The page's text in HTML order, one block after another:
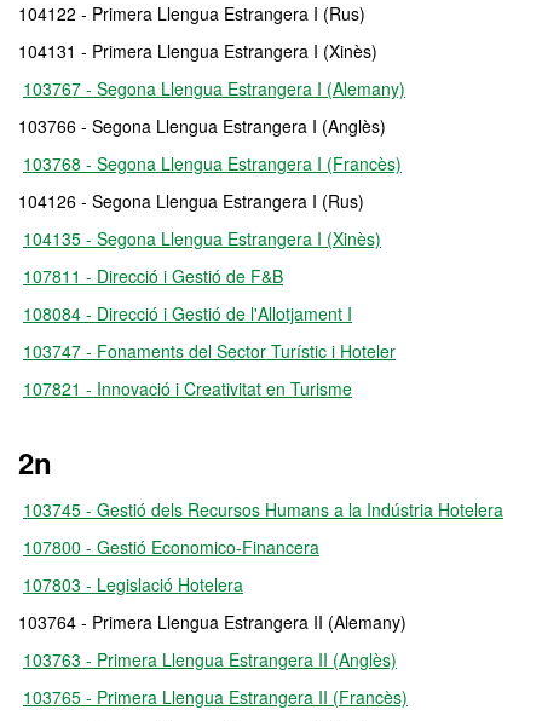
104122 - Primera Llengua Estrangera I (Rus)
104131 - Primera Llengua Estrangera I (Xinès)
103767 - Segona Llengua Estrangera I (Alemany)
103766 - Segona Llengua Estrangera I (Anglès)
103768 - Segona Llengua Estrangera I (Francès)
104126 - Segona Llengua Estrangera I (Rus)
104135 - Segona Llengua Estrangera I (Xinès)
107811 - Direcció i Gestió de F&B
108084 - Direcció i Gestió de l'Allotjament I
103747 - Fonaments del Sector Turístic i Hoteler
107821 - Innovació i Creativitat en Turisme
2n
103745 - Gestió dels Recursos Humans a la Indústria Hotelera
107800 - Gestió Economico-Financera
107803 - Legislació Hotelera
103764 - Primera Llengua Estrangera II (Alemany)
103763 - Primera Llengua Estrangera II (Anglès)
103765 - Primera Llengua Estrangera II (Francès)